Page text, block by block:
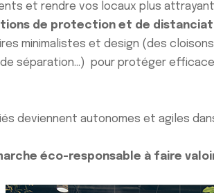
et rendre vos locaux plus
de protection et de
minimalistes et design (des
séparation…) pour protéger
deviennent autonomes et agiles
éco-responsable à faire